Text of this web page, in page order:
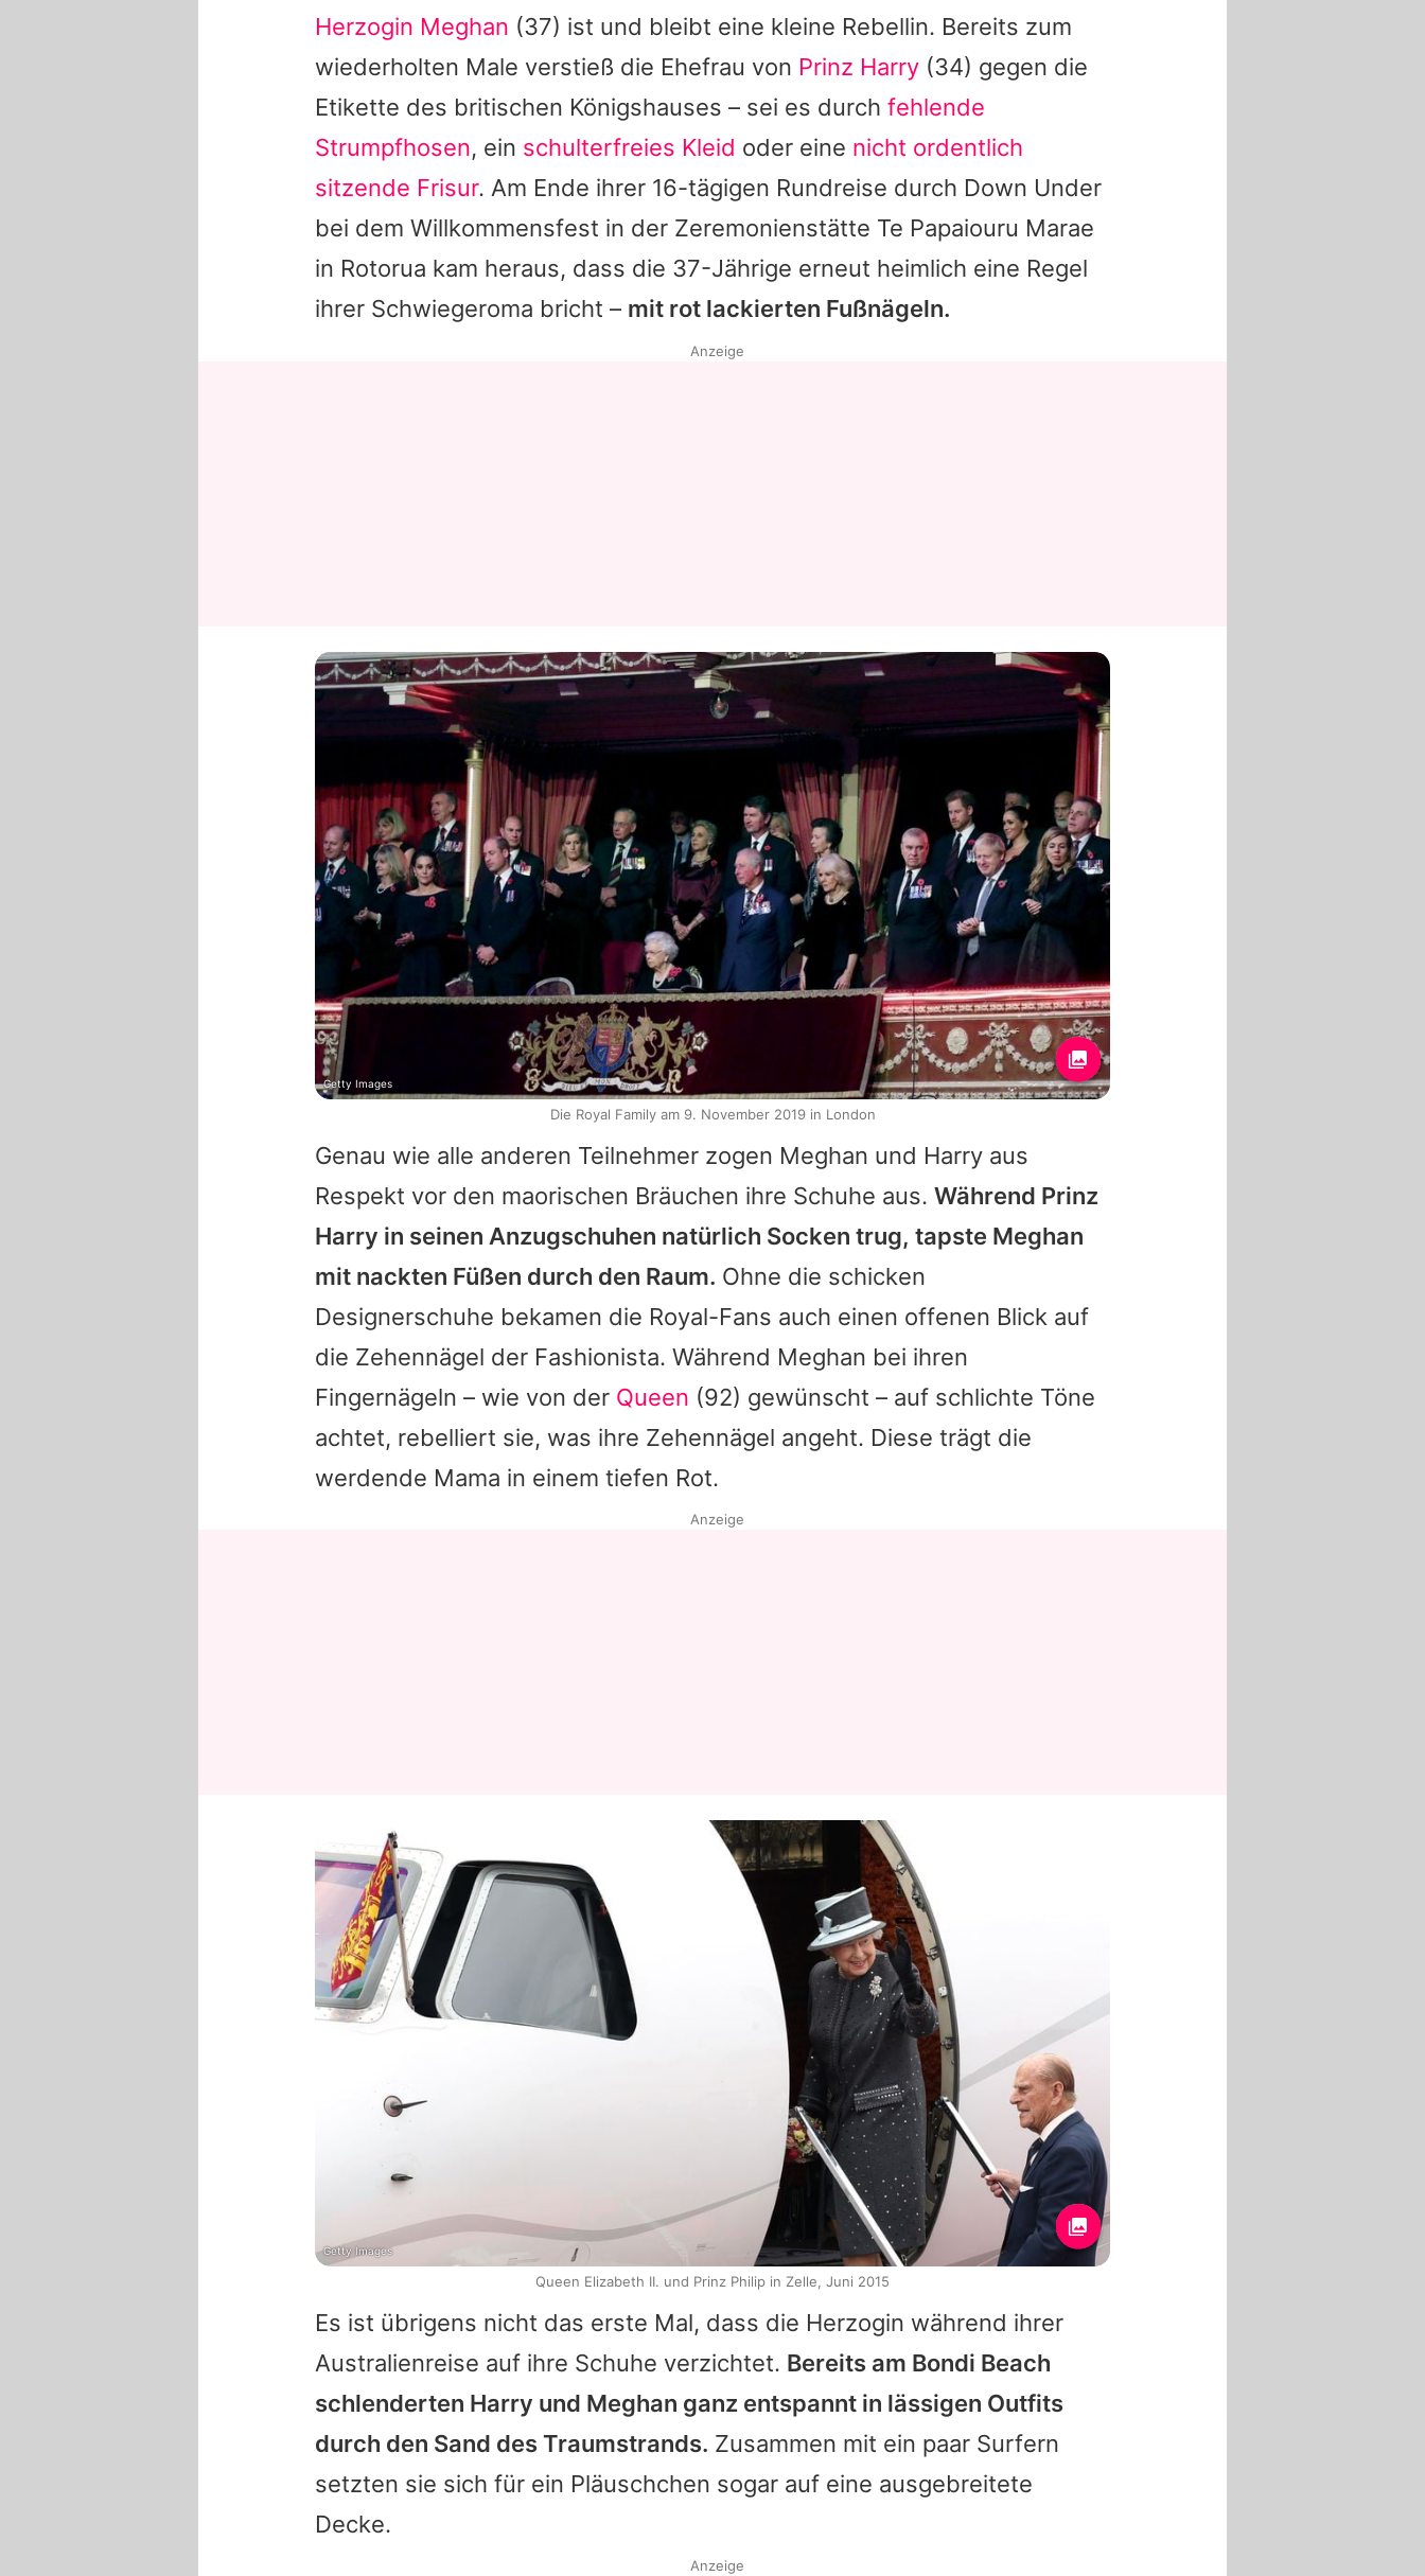
Herzogin Meghan (37) ist und bleibt eine kleine Rebellin. Bereits zum
wiederholten Male verstieß die Ehefrau von Prinz Harry (34) gegen die
Etikette des britischen Königshauses – sei es durch fehlende
Strumpfhosen, ein schulterfreies Kleid oder eine nicht ordentlich
sitzende Frisur. Am Ende ihrer 16-tägigen Rundreise durch Down Under
bei dem Willkommensfest in der Zeremonienstätte Te Papaiouru Marae
in Rotorua kam heraus, dass die 37-Jährige erneut heimlich eine Regel
ihrer Schwiegeroma bricht – mit rot lackierten Fußnägeln.
Genau wie alle anderen Teilnehmer zogen Meghan und Harry aus
Respekt vor den maorischen Bräuchen ihre Schuhe aus. Während Prinz
Harry in seinen Anzugschuhen natürlich Socken trug, tapste Meghan
mit nackten Füßen durch den Raum. Ohne die schicken
Designerschuhe bekamen die Royal-Fans auch einen offenen Blick auf
die Zehennägel der Fashionista. Während Meghan bei ihren
Fingernägeln – wie von der Queen (92) gewünscht – auf schlichte Töne
achtet, rebelliert sie, was ihre Zehennägel angeht. Diese trägt die
werdende Mama in einem tiefen Rot.
Es ist übrigens nicht das erste Mal, dass die Herzogin während ihrer
Australienreise auf ihre Schuhe verzichtet. Bereits am Bondi Beach
schlenderten Harry und Meghan ganz entspannt in lässigen Outfits
durch den Sand des Traumstrands. Zusammen mit ein paar Surfern
setzten sie sich für ein Pläuschchen sogar auf eine ausgebreitete
Decke.
Anzeige
Getty Images
Die Royal Family am 9. November 2019 in London
Anzeige
Getty Images
Queen Elizabeth II. und Prinz Philip in Zelle, Juni 2015
Anzeige